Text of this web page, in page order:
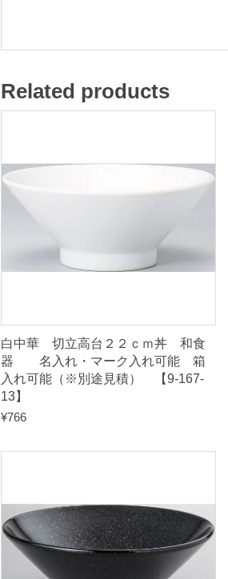
Related products
白中華 切立高台２２ｃｍ丼 和食
器 名入れ・マーク入れ可能 箱
入れ可能（※別途見積） 【9-167-
13】
¥766